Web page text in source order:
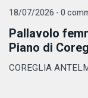
18/07/2026 - 0
Pallavolo
Piano di
COREGLIA